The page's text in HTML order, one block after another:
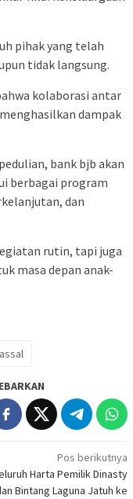
pihak yang telah
tidak langsung.
kolaborasi antar
dampak
bank bjb akan
berbagai program
dan
rutin, tapi juga
masa depan anak-
Pos berikutnya
Harta Pemilik Dinasty
Bintang Laguna Jatuh ke